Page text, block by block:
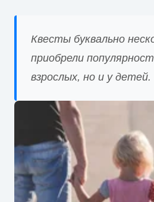
Квесты буквально
приобрели
взрослых, но и у детей.